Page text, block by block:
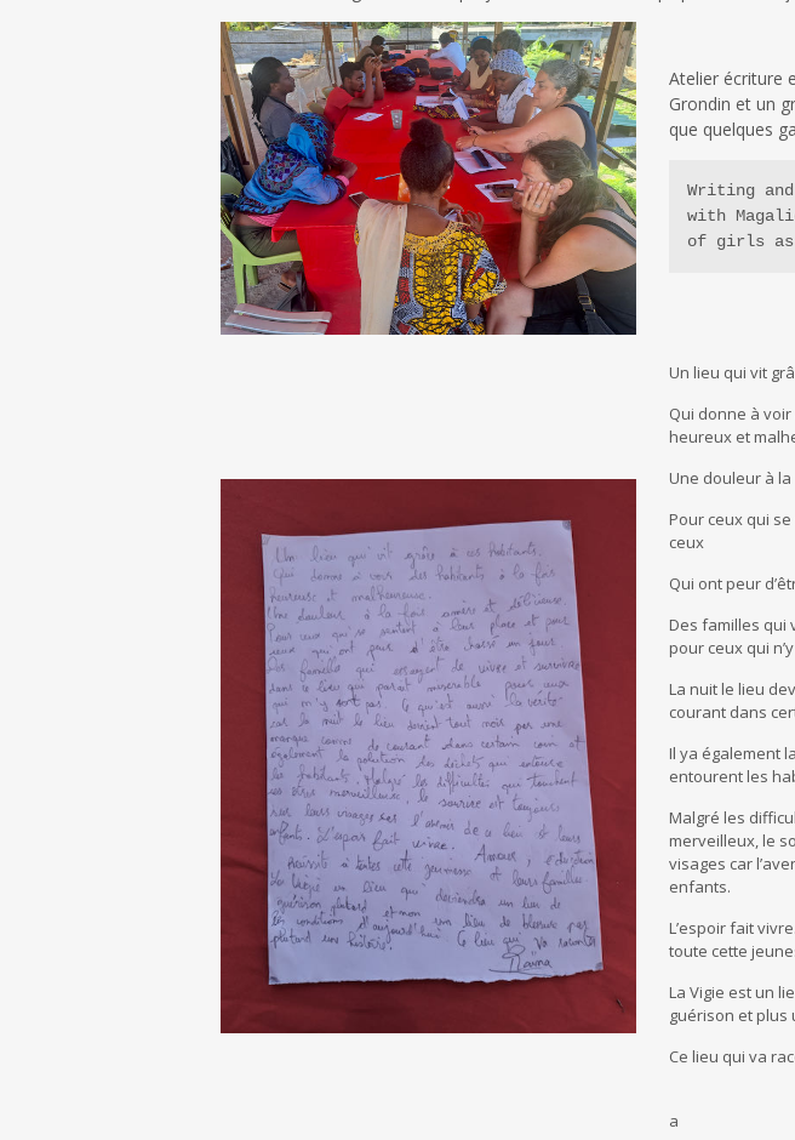
Atelier écriture
Grondin et un
que quelques
Writing
with
of girls as
Un lieu qui vit
Qui donne à
heureux et
Une douleur à
Pour ceux qui
ceux
Qui ont peur
Des familles qui
pour ceux qui
La nuit le lieu
courant dans
Il ya également
entourent les
Malgré les
merveilleux, le
visages car
enfants.
L’espoir fait
toute cette
La Vigie est un
guérison et plus
Ce lieu qui va
a